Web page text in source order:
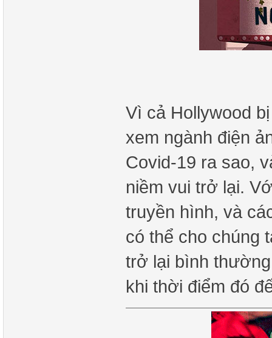
Vì cả Hollywood
xem ngành điện
Covid-19 ra sao,
niềm vui trở lại.
truyền hình, và
có thể cho chúng
trở lại bình
khi thời điểm đó